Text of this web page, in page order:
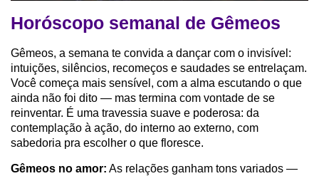
Horóscopo semanal de Gêmeos
Gêmeos, a semana te convida a dançar com o invisível:
intuições, silêncios, recomeços e saudades se entrelaçam.
Você começa mais sensível, com a alma escutando o que
ainda não foi dito — mas termina com vontade de se
reinventar. É uma travessia suave e poderosa: da
contemplação à ação, do interno ao externo, com
sabedoria pra escolher o que floresce.
Gêmeos no amor: As relações ganham tons variados —